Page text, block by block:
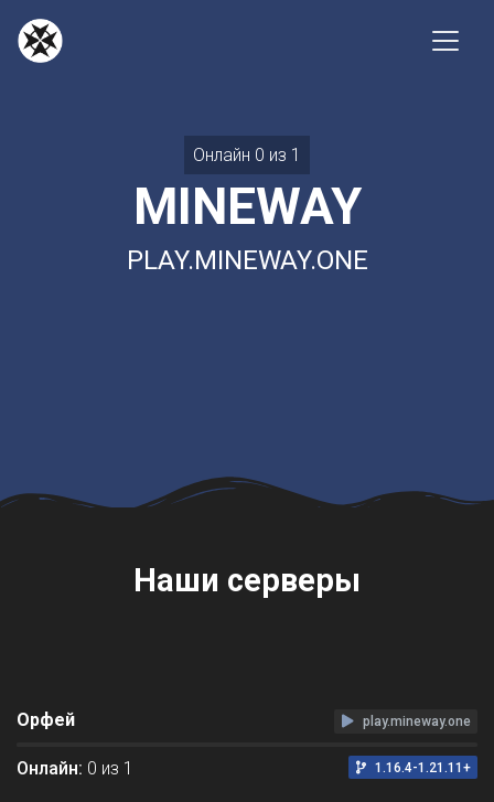
Онлайн 0 из 1
MINEWAY
PLAY.MINEWAY.ONE
Наши серверы
Орфей play.mineway.one
Онлайн: 0 из 1 1.16.4-1.21.11+